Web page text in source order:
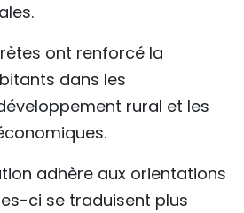
ont renforcé la
dans les
rural et les
adhère aux orientations
ci se traduisent plus